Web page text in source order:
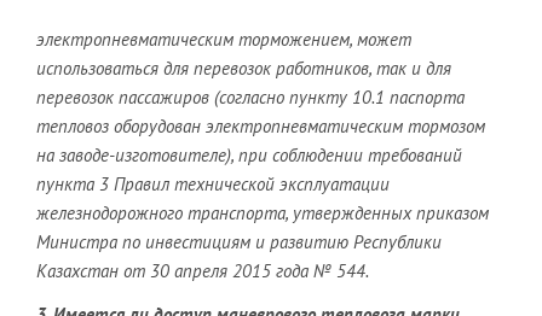
электропневматическим торможением, может
использоваться для перевозок работников, так и для
перевозок пассажиров (согласно пункту 10.1 паспорта
тепловоз оборудован электропневматическим тормозом
на заводе-изготовителе), при соблюдении требований
пункта 3 Правил технической эксплуатации
железнодорожного транспорта, утвержденных приказом
Министра по инвестициям и развитию Республики
Казахстан от 30 апреля 2015 года № 544.